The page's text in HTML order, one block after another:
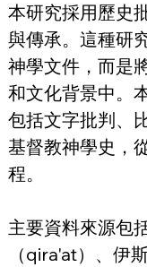
本研究採用歷史
與傳承。這種研
神學文件，而是
和文化背景中。
包括文字批判、
基督教神學史，
程。
主要資料來源包
（qira'at）、伊